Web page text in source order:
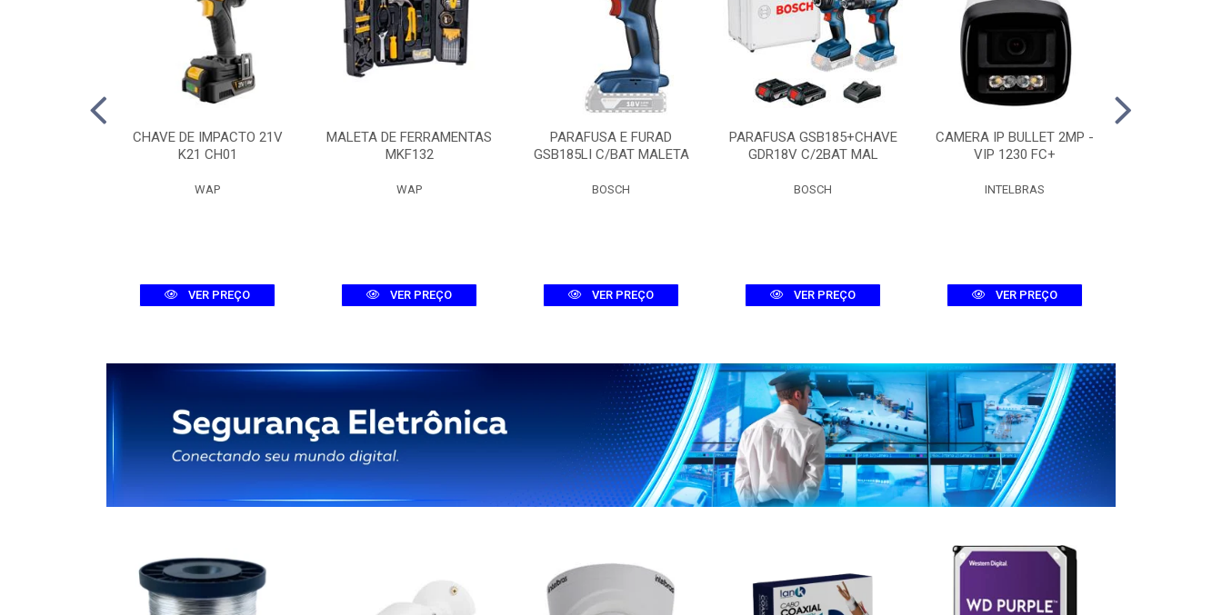
CHAVE DE IMPACTO 21V
K21 CH01
WAP
VER PREÇO
MALETA DE FERRAMENTAS
MKF132
WAP
VER PREÇO
PARAFUSA E FURAD
GSB185LI C/BAT MALETA
BOSCH
VER PREÇO
PARAFUSA GSB185+CHAVE
GDR18V C/2BAT MAL
BOSCH
VER PREÇO
CAMERA IP BULLET 2MP -
VIP 1230 FC+
INTELBRAS
VER PREÇO